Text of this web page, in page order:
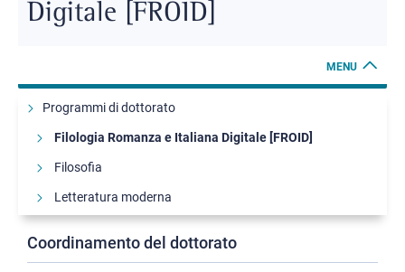
Digitale [FROID]
MENU
Programmi di dottorato
Filologia Romanza e Italiana Digitale [FROID]
Filosofia
Letteratura moderna
Coordinamento del dottorato